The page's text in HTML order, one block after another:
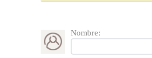
Nombre: